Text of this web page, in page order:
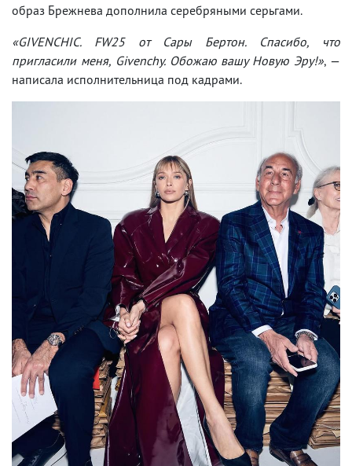
образ Брежнева дополнила серебряными серьгами.
«GIVENCHIC. FW25 от Сары Бертон. Спасибо, что
пригласили меня, Givenchy. Обожаю вашу Новую Эру!», —
написала исполнительница под кадрами.